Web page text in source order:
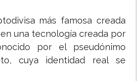
más famosa creada
una tecnología creada por
por el pseudónimo
cuya identidad real se